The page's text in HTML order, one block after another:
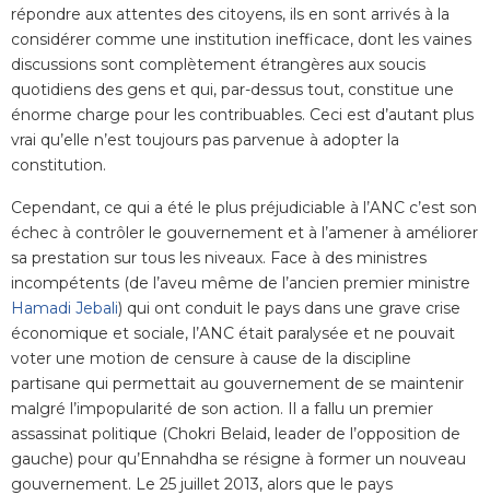
répondre aux attentes des citoyens, ils en sont arrivés à la
considérer comme une institution inefficace, dont les vaines
discussions sont complètement étrangères aux soucis
quotidiens des gens et qui, par-dessus tout, constitue une
énorme charge pour les contribuables. Ceci est d’autant plus
vrai qu’elle n’est toujours pas parvenue à adopter la
constitution.
Cependant, ce qui a été le plus préjudiciable à l’ANC c’est son
échec à contrôler le gouvernement et à l’amener à améliorer
sa prestation sur tous les niveaux. Face à des ministres
incompétents (de l’aveu même de l’ancien premier ministre
Hamadi Jebali) qui ont conduit le pays dans une grave crise
économique et sociale, l’ANC était paralysée et ne pouvait
voter une motion de censure à cause de la discipline
partisane qui permettait au gouvernement de se maintenir
malgré l’impopularité de son action. Il a fallu un premier
assassinat politique (Chokri Belaid, leader de l’opposition de
gauche) pour qu’Ennahdha se résigne à former un nouveau
gouvernement. Le 25 juillet 2013, alors que le pays